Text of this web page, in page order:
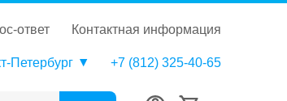
ответ контактная информация
Петербург +7 (812) 325-40-65